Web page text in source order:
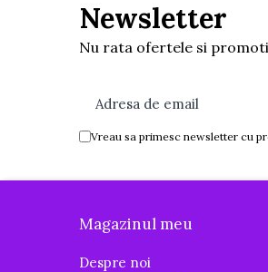
Incaltaminte
Bebe la masa
Scaune de masa
Newsletter
Nu rata ofertele si
Vreau sa primesc newsletter cu
Magazinul meu
Despre noi